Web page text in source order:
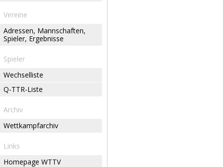
Vereine
Adressen, Mannschaften,
Spieler, Ergebnisse
Spieler
Wechselliste
Q-TTR-Liste
Archiv
Wettkampfarchiv
Links
Homepage WTTV